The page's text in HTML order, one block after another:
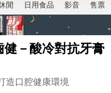
閒 日用食品 影音 售票
健－酸冷對抗牙膏
造口腔健康環境